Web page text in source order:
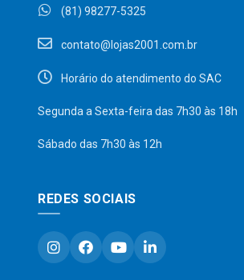
(81) 98277-5325
contato@lojas2001.com.br
Horário do atendimento do SAC
Segunda a Sexta-feira das 7h30 às 18h
Sábado das 7h30 às 12h
REDES SOCIAIS